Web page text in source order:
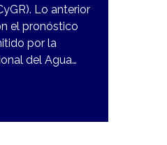
Lo anterior
el pronóstico
por la
del Agua…